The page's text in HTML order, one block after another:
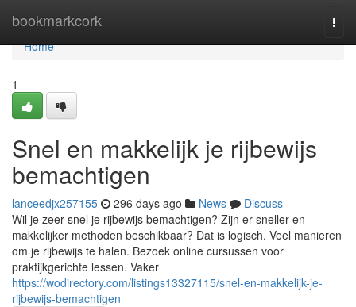
bookmarkcork
Home
Home
1
Snel en makkelijk je rijbewijs
bemachtigen
lanceedjx257155 296 days ago News
Discuss
Wil je zeer snel je rijbewijs bemachtigen? Zijn er sneller en
makkelijker methoden beschikbaar? Dat is logisch. Veel manieren
om je rijbewijs te halen. Bezoek online cursussen voor
praktijkgerichte lessen. Vaker
https://wodirectory.com/listings13327115/snel-en-makkelijk-je-
rijbewijs-bemachtigen